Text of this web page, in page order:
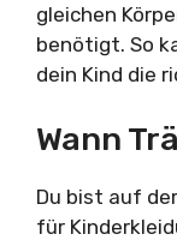
gleichen
benötigt. So
dein Kind die
Wann
Du bist auf
für